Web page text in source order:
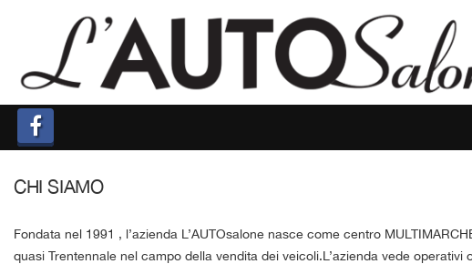
CHI SIAMO
LISTA VEICOLI
ACQUISTIAMO USATO
ASSISTENZA
CHI SIAMO
Fondata nel 1991 , l’azienda L’AUTOsalone nasce come centro
quasi Trentennale nel campo della vendita dei veicoli.L’azienda vede